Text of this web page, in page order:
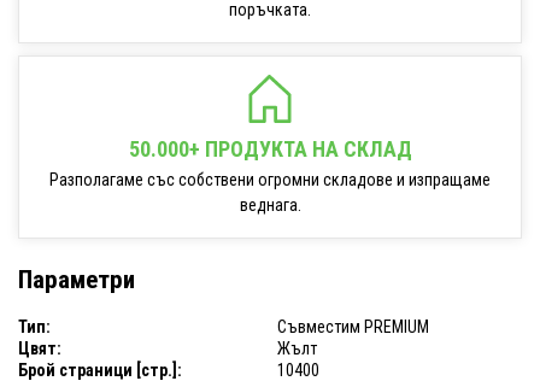
поръчката.
50.000+ ПРОДУКТА НА СКЛАД
Разполагаме със собствени огромни складове и изпращаме
веднага.
Параметри
Тип:
Съвместим PREMIUM
Цвят:
Жълт
Брой страници [стр.]:
10400